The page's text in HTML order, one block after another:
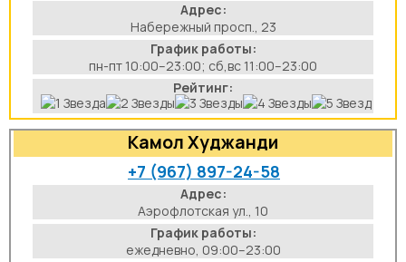
Адрес:
Набережный просп., 23
График работы:
пн-пт 10:00–23:00; сб,вс 11:00–23:00
Рейтинг:
Камол Худжанди
+7 (967) 897-24-58
Адрес:
Аэрофлотская ул., 10
График работы:
ежедневно, 09:00–23:00